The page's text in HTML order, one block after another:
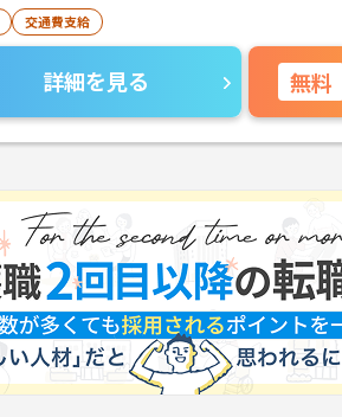
交通費支給
詳細を見る 無料